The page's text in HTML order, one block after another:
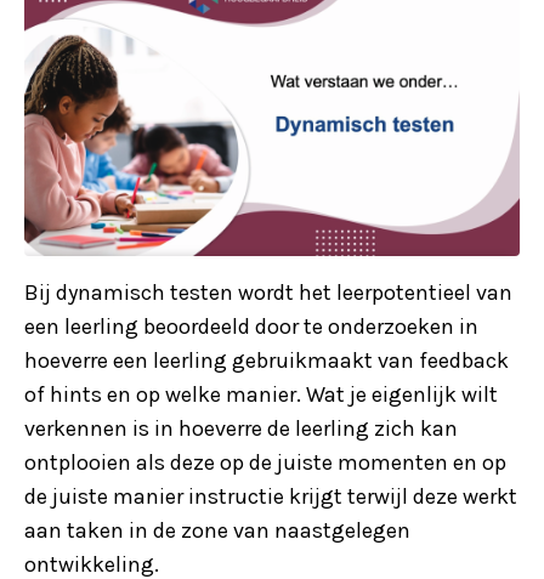
Bij dynamisch testen wordt het leerpotentieel van
een leerling beoordeeld door te onderzoeken in
hoeverre een leerling gebruikmaakt van feedback
of hints en op welke manier. Wat je eigenlijk wilt
verkennen is in hoeverre de leerling zich kan
ontplooien als deze op de juiste momenten en op
de juiste manier instructie krijgt terwijl deze werkt
aan taken in de zone van naastgelegen
ontwikkeling.